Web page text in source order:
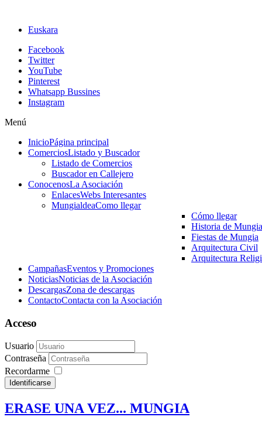
Euskara
Facebook
Twitter
YouTube
Pinterest
Whatsapp Bussines
Instagram
Menú
InicioPágina principal
ComerciosListado y Buscador
Listado de Comercios
Buscador en Callejero
ConocenosLa Asociación
EnlacesWebs Interesantes
MungialdeaComo llegar
Cómo llegar
Historia de Mungia
Fiestas de Mungia
Arquitectura Civil
Arquitectura
CampañasEventos y Promociones
NoticiasNoticias de la Asociación
DescargasZona de descargas
ContactoContacta con la Asociación
Acceso
Usuario
Contraseña
Recordarme
Identificarse
ERASE UNA VEZ... MUNGIA